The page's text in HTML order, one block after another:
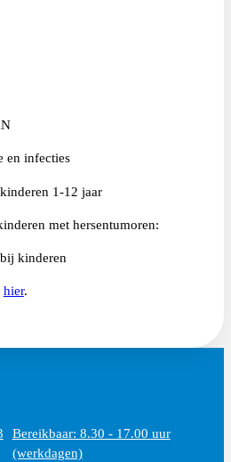
en infecties
1-12 jaar
met hersentumoren:
kinderen
hier.
Bereikbaar: 8.30 - 17.00 uur
(werkdagen)